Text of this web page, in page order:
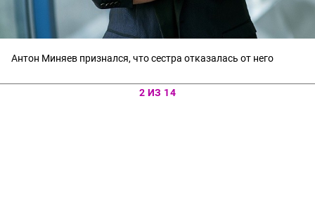
Антон Миняев признался, что сестра отказалась от него
2 ИЗ 14